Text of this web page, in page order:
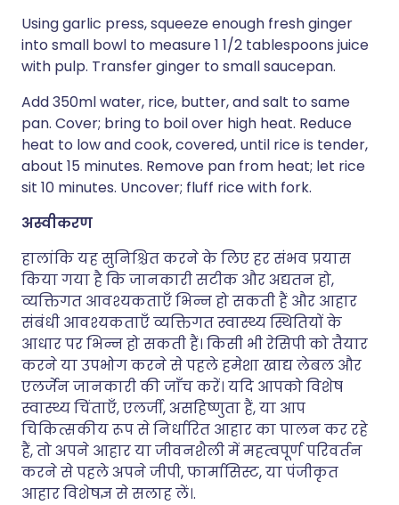
Using garlic press, squeeze enough fresh ginger
into small bowl to measure 1 1/2 tablespoons juice
with pulp. Transfer ginger to small saucepan.
Add 350ml water, rice, butter, and salt to same
pan. Cover; bring to boil over high heat. Reduce
heat to low and cook, covered, until rice is tender,
about 15 minutes. Remove pan from heat; let rice
sit 10 minutes. Uncover; fluff rice with fork.
अस्वीकरण
हालांकि यह सुनिश्चित करने के लिए हर संभव प्रयास
किया गया है कि जानकारी सटीक और अद्यतन हो,
व्यक्तिगत आवश्यकताएँ भिन्न हो सकती हैं और आहार
संबंधी आवश्यकताएँ व्यक्तिगत स्वास्थ्य स्थितियों के
आधार पर भिन्न हो सकती हैं। किसी भी रेसिपी को तैयार
करने या उपभोग करने से पहले हमेशा खाद्य लेबल और
एलर्जेन जानकारी की जाँच करें। यदि आपको विशेष
स्वास्थ्य चिंताएँ, एलर्जी, असहिष्णुता हैं, या आप
चिकित्सकीय रूप से निर्धारित आहार का पालन कर रहे
हैं, तो अपने आहार या जीवनशैली में महत्वपूर्ण परिवर्तन
करने से पहले अपने जीपी, फार्मासिस्ट, या पंजीकृत
आहार विशेषज्ञ से सलाह लें।.